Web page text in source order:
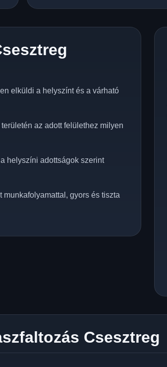
elküldi a helyszínt és a várható
az adott felülethez milyen
helyszíni adottságok szerint
gyors és tiszta
Csesztreg